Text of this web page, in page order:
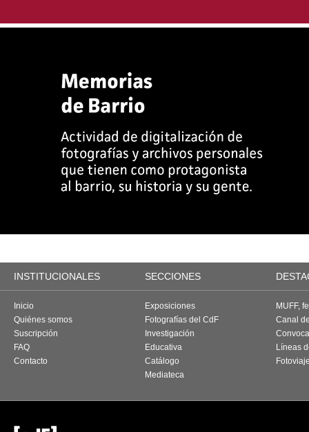
INSTITUCIONALES SECCIONES
Inicio
Quiénes somos
Suscripción
FAQ
Contacto
Exposiciones
Fotografías del CdF
Investigación
Educativa
Catálogo
Mediateca
MUFF,
Canal
Líneas